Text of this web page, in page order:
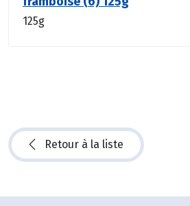
125g
Retour à la liste